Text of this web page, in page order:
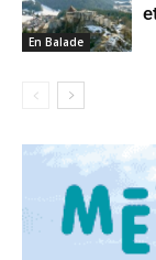
En Balade